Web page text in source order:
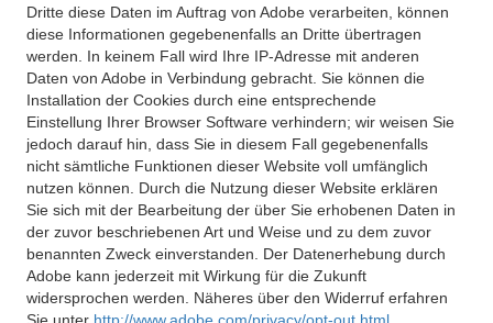
Dritte diese Daten im Auftrag von Adobe verarbeiten, können
diese Informationen gegebenenfalls an Dritte übertragen
werden. In keinem Fall wird Ihre IP-Adresse mit anderen
Daten von Adobe in Verbindung gebracht. Sie können die
Installation der Cookies durch eine entsprechende
Einstellung Ihrer Browser Software verhindern; wir weisen Sie
jedoch darauf hin, dass Sie in diesem Fall gegebenenfalls
nicht sämtliche Funktionen dieser Website voll umfänglich
nutzen können. Durch die Nutzung dieser Website erklären
Sie sich mit der Bearbeitung der über Sie erhobenen Daten in
der zuvor beschriebenen Art und Weise und zu dem zuvor
benannten Zweck einverstanden. Der Datenerhebung durch
Adobe kann jederzeit mit Wirkung für die Zukunft
widersprochen werden. Näheres über den Widerruf erfahren